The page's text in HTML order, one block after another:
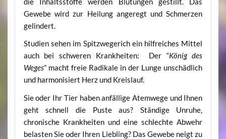
Gewebe wird zur Heilung angeregt und Schmerzen
gelindert.
Studien sehen im Spitzwegerich ein hilfreiches Mittel
auch bei schweren Krankheiten: Der “König des
Weges” macht freie Radikale in der Lunge unschädlich
und harmonisiert Herz und Kreislauf.
Sie oder Ihr Tier haben anfällige Atemwege und Ihnen
geht schnell die Puste aus? Ständige Unruhe,
chronische Krankheiten und eine schlechte Abwehr
belasten Sie oder Ihren Liebling? Das Gewebe neigt zu